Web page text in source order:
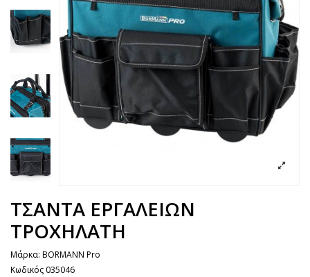
ΤΣΑΝΤΑ ΕΡΓΑΛΕΙΩΝ
ΤΡΟΧΗΛΑΤΗ
Μάρκα: BORMANN Pro
Κωδικός 035046